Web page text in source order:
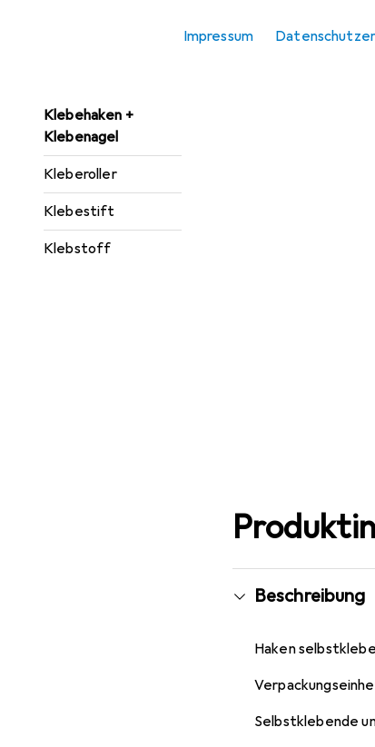
Impressum
Klebehaken +
Klebenagel
Kleberoller
Klebestift
Klebstoff
Beschreibung
Haken
Selbstklebende